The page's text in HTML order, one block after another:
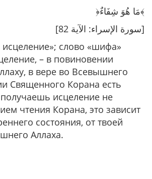
﴿مَا هُوَ شِفَاءٌ﴾
[سورة الإسراء: الآية 82]
; слово «шифа»
– в повиновении
в вере во Всевышнего
Священного Корана есть
исцеление не
чтения Корана, это зависит
состояния, от твоей
Аллаха.